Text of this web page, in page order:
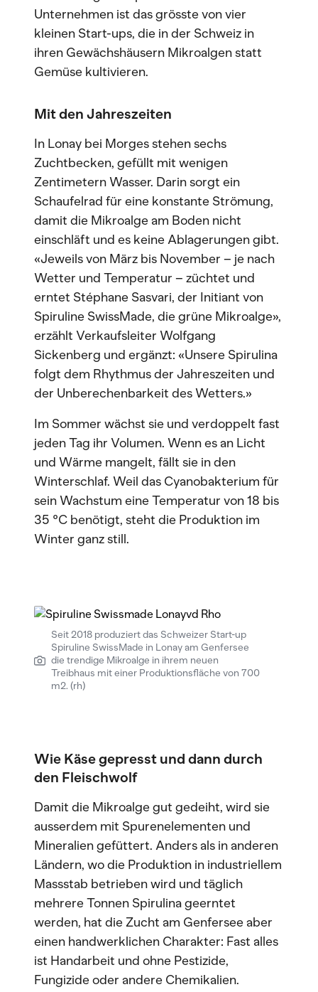
Unternehmen ist das grösste von vier
kleinen Start-ups, die in der Schweiz in
ihren Gewächshäusern Mikroalgen statt
Gemüse kultivieren.
Mit den Jahreszeiten
In Lonay bei Morges stehen sechs
Zuchtbecken, gefüllt mit wenigen
Zentimetern Wasser. Darin sorgt ein
Schaufelrad für eine konstante Strömung,
damit die Mikroalge am Boden nicht
einschläft und es keine Ablagerungen gibt.
«Jeweils von März bis November – je nach
Wetter und Temperatur – züchtet und
erntet Stéphane Sasvari, der Initiant von
Spiruline SwissMade, die grüne Mikroalge»,
erzählt Verkaufsleiter Wolfgang
Sickenberg und ergänzt: «Unsere Spirulina
folgt dem Rhythmus der Jahreszeiten und
der Unberechenbarkeit des Wetters.»
Im Sommer wächst sie und verdoppelt fast
jeden Tag ihr Volumen. Wenn es an Licht
und Wärme mangelt, fällt sie in den
Winterschlaf. Weil das Cyanobakterium für
sein Wachstum eine Temperatur von 18 bis
35 °C benötigt, steht die Produktion im
Winter ganz still.
Seit 2018 produziert das Schweizer Start-up
Spiruline SwissMade in Lonay am Genfersee
die trendige Mikroalge in ihrem neuen
Treibhaus mit einer Produktionsfläche von 700
m2. (rh)
Wie Käse gepresst und dann durch
den Fleischwolf
Damit die Mikroalge gut gedeiht, wird sie
ausserdem mit Spurenelementen und
Mineralien gefüttert. Anders als in anderen
Ländern, wo die Produktion in industriellem
Massstab betrieben wird und täglich
mehrere Tonnen Spirulina geerntet
werden, hat die Zucht am Genfersee aber
einen handwerklichen Charakter: Fast alles
ist Handarbeit und ohne Pestizide,
Fungizide oder andere Chemikalien.